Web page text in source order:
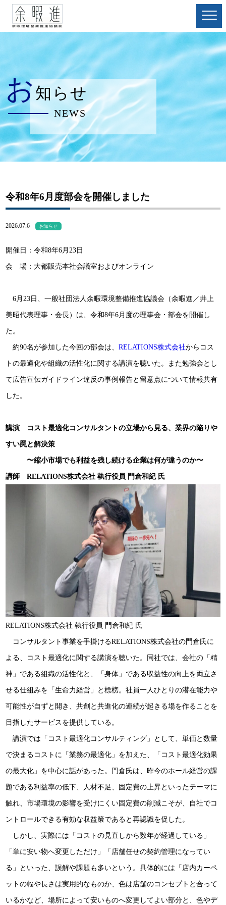
お知らせ
NEWS
令和8年6月度部会を開催しました
2026.07.6 お知らせ
開催日：令和8年6月23日
会 場：大都販売本社会議室およびオンライン
6月23日、一般社団法人余暇環境整備推進協議会（余暇進／井上
美昭代表理事・会長）は、令和8年6月度の理事会・部会を開催し
た。
約90名が参加した今回の部会は、RELATIONS株式会社からコス
トの最適化や組織の活性化に関する講演を聴いた。また勉強会とし
て広告宣伝ガイドライン違反の事例報告と留意点について情報共有
した。
講演 コスト最適化コンサルタントの立場から見る、業界の陥りや
すい罠と解決策
〜縮小市場でも利益を残し続ける企業は何が違うのか〜
講師 RELATIONS株式会社 執行役員 門倉和紀 氏
RELATIONS株式会社 執行役員 門倉和紀 氏
コンサルタント事業を手掛けるRELATIONS株式会社の門倉氏に
よる、コスト最適化に関する講演を聴いた。同社では、会社の「精
神」である組織の活性化と、「身体」である収益性の向上を両立さ
せる仕組みを「生命力経営」と標榜。社員一人ひとりの潜在能力や
可能性が自ずと開き、共創と共進化の連続が起きる場を作ることを
目指したサービスを提供している。
講演では「コスト最適化コンサルティング」として、単価と数量
で決まるコストに「業務の最適化」を加えた、「コスト最適化効果
の最大化」を中心に話があった。門倉氏は、昨今のホール経営の課
題である利益率の低下、人材不足、固定費の上昇といったテーマに
触れ、市場環境の影響を受けにくい固定費の削減こそが、自社でコ
ントロールできる有効な収益策であると再認識を促した。
しかし、実際には「コストの見直しから数年が経過している」
「単に安い物へ変更しただけ」「店舗任せの契約管理になってい
る」といった、誤解や課題も多いという。具体的には「店内カーペ
ットの幅や長さは実用的なものか、色は店舗のコンセプトと合って
いるかなど、場所によって安いものへ変更してよい部分と、色やデ